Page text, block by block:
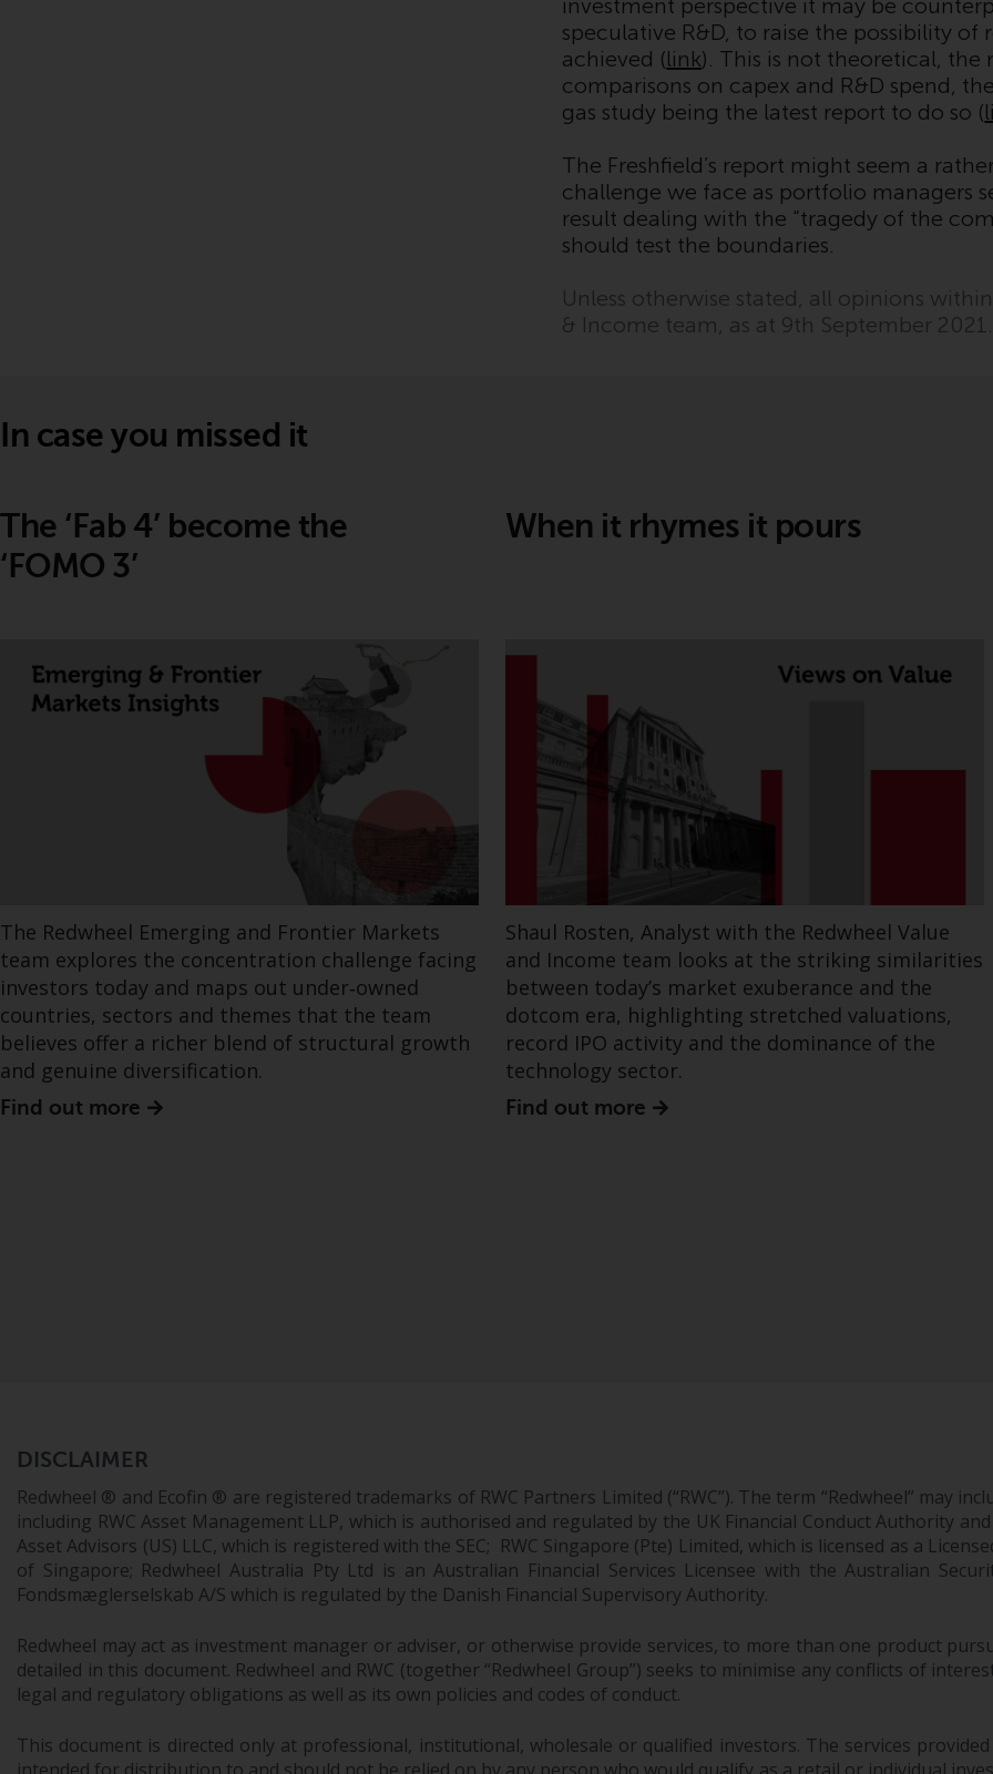
investment perspective it may be
speculative R&D, to raise the possibility
achieved (link). This is not theoretical,
comparisons on capex and R&D spend,
gas study being the latest report to do so (
The Freshfield’s report might seem a
challenge we face as portfolio managers
result dealing with the “tragedy of the
should test the boundaries.
Unless otherwise stated, all opinions
& Income team, as at 9th September 2021.
In case you missed it
The ‘Fab 4’ become the
‘FOMO 3’
The Redwheel Emerging and Frontier Markets
team explores the concentration challenge facing
investors today and maps out under‑owned
countries, sectors and themes that the team
believes offer a richer blend of structural growth
and genuine diversification.
Find out more
When it rhymes it pours
Shaul Rosten, Analyst with the Redwheel Value
and Income team looks at the striking similarities
between today’s market exuberance and the
dotcom era, highlighting stretched valuations,
record IPO activity and the dominance of the
technology sector.
Find out more
DISCLAIMER
Redwheel ® and Ecofin ® are registered trademarks of RWC Partners Limited (“RWC”). The term “Redwheel” may
including RWC Asset Management LLP, which is authorised and regulated by the UK Financial Conduct Authority and
Asset Advisors (US) LLC, which is registered with the SEC; RWC Singapore (Pte) Limited, which is licensed as a
of Singapore; Redwheel Australia Pty Ltd is an Australian Financial Services Licensee with the Australian
Fondsmæglerselskab A/S which is regulated by the Danish Financial Supervisory Authority.
Redwheel may act as investment manager or adviser, or otherwise provide services, to more than one product
detailed in this document. Redwheel and RWC (together “Redwheel Group”) seeks to minimise any conflicts of
legal and regulatory obligations as well as its own policies and codes of conduct.
This document is directed only at professional, institutional, wholesale or qualified investors. The services